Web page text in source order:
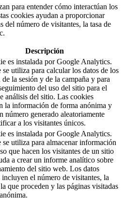
para entender cómo interactúan los
cookies ayudan a proporcionar
del número de visitantes, la tasa de
Descripción
es instalada por Google Analytics.
utiliza para calcular los datos de los
de la sesión y de la campaña y para
del uso del sitio para el
análisis del sitio. Las cookies
la información de forma anónima y
número generado aleatoriamente
a los visitantes únicos.
es instalada por Google Analytics.
utiliza para almacenar información
que hacen los visitantes de un sitio
a crear un informe analítico sobre
del sitio web. Los datos
incluyen el número de visitantes, la
que proceden y las páginas visitadas